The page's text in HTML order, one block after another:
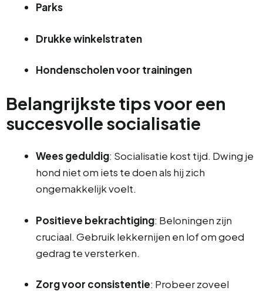
Parks
Drukke winkelstraten
Hondenscholen voor trainingen
Belangrijkste tips voor een
succesvolle socialisatie
Wees geduldig: Socialisatie kost tijd. Dwing je
hond niet om iets te doen als hij zich
ongemakkelijk voelt.
Positieve bekrachtiging: Beloningen zijn
cruciaal. Gebruik lekkernijen en lof om goed
gedrag te versterken.
Zorg voor consistentie: Probeer zoveel